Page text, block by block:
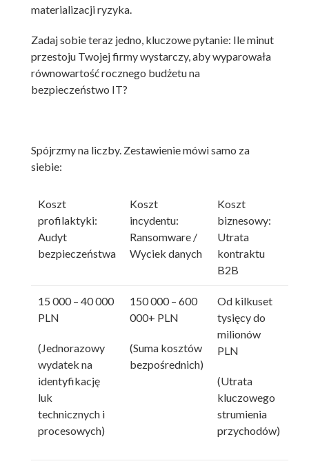
materializacji ryzyka.
Zadaj sobie teraz jedno, kluczowe pytanie: Ile minut
przestoju Twojej firmy wystarczy, aby wyparowała
równowartość rocznego budżetu na
bezpieczeństwo IT?
Spójrzmy na liczby. Zestawienie mówi samo za
siebie:
Koszt
profilaktyki:
Audyt
bezpieczeństwa
Koszt
incydentu:
Ransomware /
Wyciek danych
Koszt
biznesowy:
Utrata
kontraktu
B2B
15 000 – 40 000
PLN
(Jednorazowy
wydatek na
identyfikację
luk
technicznych i
procesowych)
150 000 – 600
000+ PLN
(Suma kosztów
bezpośrednich)
Od kilkuset
tysięcy do
milionów
PLN
(Utrata
kluczowego
strumienia
przychodów)